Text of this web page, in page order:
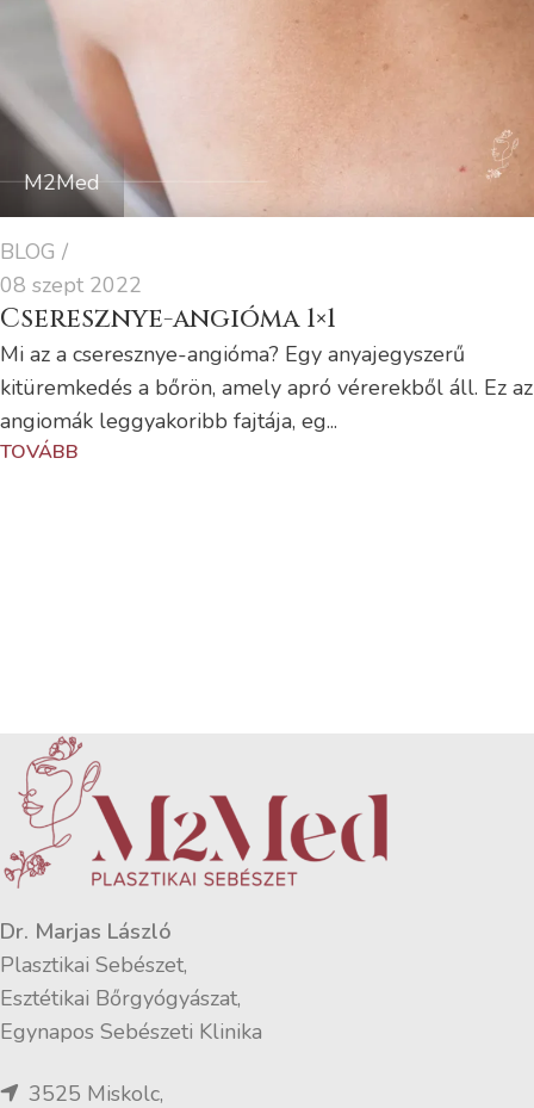
M2Med
BLOG
08 szept 2022
Cseresznye-angióma 1×1
Mi az a cseresznye-angióma? Egy anyajegyszerű
kitüremkedés a bőrön, amely apró vérerekből áll. Ez az
angiomák leggyakoribb fajtája, eg...
TOVÁBB
Dr. Marjas László
Plasztikai Sebészet,
Esztétikai Bőrgyógyászat,
Egynapos Sebészeti Klinika
3525 Miskolc,